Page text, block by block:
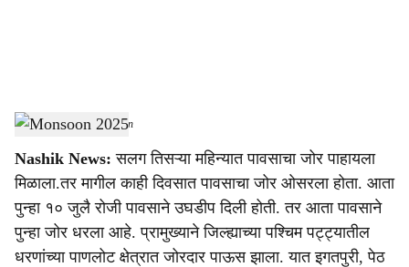
a
r
e
Monsoon 2025- Agrowon
Nashik News: सलग तिसऱ्या महिन्यात पावसाचा जोर पाहायला
मिळाला.तर मागील काही दिवसात पावसाचा जोर ओसरला होता. आता
पुन्हा १० जुलै रोजी पावसाने उघडीप दिली होती. तर आता पावसाने
पुन्हा जोर धरला आहे. प्रामुख्याने जिल्ह्याच्या पश्चिम पट्ट्यातील
धरणांच्या पाणलोट क्षेत्रात जोरदार पाऊस झाला. यात इगतपुरी, पेठ